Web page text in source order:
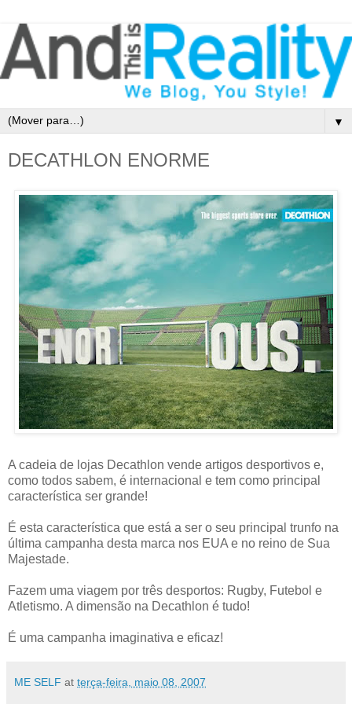
▼
DECATHLON ENORME
A cadeia de lojas Decathlon vende artigos desportivos e,
como todos sabem, é internacional e tem como principal
característica ser grande!
É esta característica que está a ser o seu principal trunfo na
última campanha desta marca nos EUA e no reino de Sua
Majestade.
Fazem uma viagem por três desportos: Rugby, Futebol e
Atletismo. A dimensão na Decathlon é tudo!
É uma campanha imaginativa e eficaz!
ME SELF at terça-feira, maio 08, 2007